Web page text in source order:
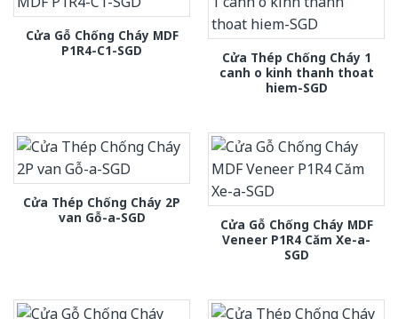
Cửa Gỗ Chống Cháy MDF
P1R4-C1-SGD
Cửa Thép Chống Cháy 1
canh o kinh thanh thoat
hiem-SGD
Cửa Thép Chống Cháy 2P
van Gỗ-a-SGD
Cửa Gỗ Chống Cháy MDF
Veneer P1R4 Căm Xe-a-
SGD